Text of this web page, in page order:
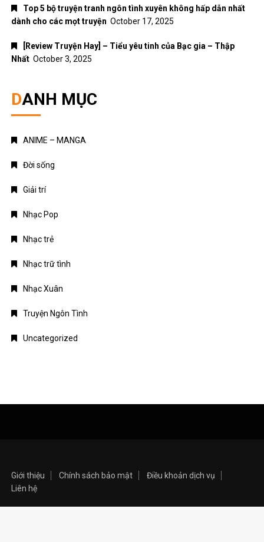
Top 5 bộ truyện tranh ngôn tình xuyên không hấp dẫn nhất
dành cho các mọt truyện October 17, 2025
[Review Truyện Hay] – Tiểu yêu tinh của Bạc gia – Thập
Nhất October 3, 2025
DANH MỤC
ANIME – MANGA
Đời sống
Giải trí
Nhạc Pop
Nhạc trẻ
Nhạc trữ tình
Nhạc Xuân
Truyện Ngôn Tình
Uncategorized
Giới thiệu Chính sách bảo mật
Điều khoản dịch vụ
Liên hệ